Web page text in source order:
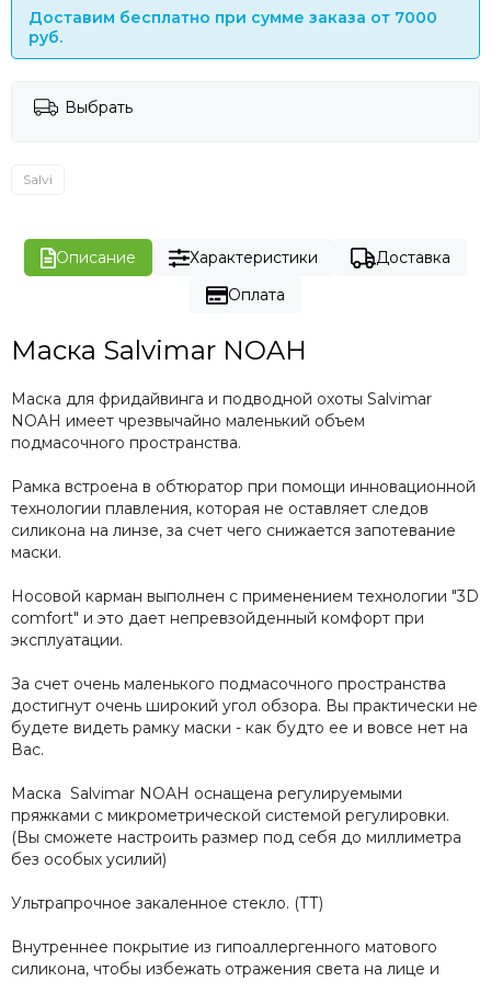
Доставим бесплатно при сумме заказа от 7000
руб.
Выбрать
Salvi
Описание Характеристики
Доставка
Оплата
Маска Salvimar NOAH
Маска для фридайвинга и подводной охоты Salvimar
NOAH имеет чрезвычайно маленький объем
подмасочного пространства.
Рамка встроена в обтюратор при помощи инновационной
технологии плавления, которая не оставляет следов
силикона на линзе, за счет чего снижается запотевание
маски.
Носовой карман выполнен с применением технологии "3D
comfort" и это дает непревзойденный комфорт при
эксплуатации.
За счет очень маленького подмасочного пространства
достигнут очень широкий угол обзора. Вы практически не
будете видеть рамку маски - как будто ее и вовсе нет на
Вас.
Маска Salvimar NOAH оснащена регулируемыми
пряжками с микрометрической системой регулировки.
(Вы сможете настроить размер под себя до миллиметра
без особых усилий)
Ультрапрочное закаленное стекло. (ТТ)
Внутреннее покрытие из гипоаллергенного матового
силикона, чтобы избежать отражения света на лице и